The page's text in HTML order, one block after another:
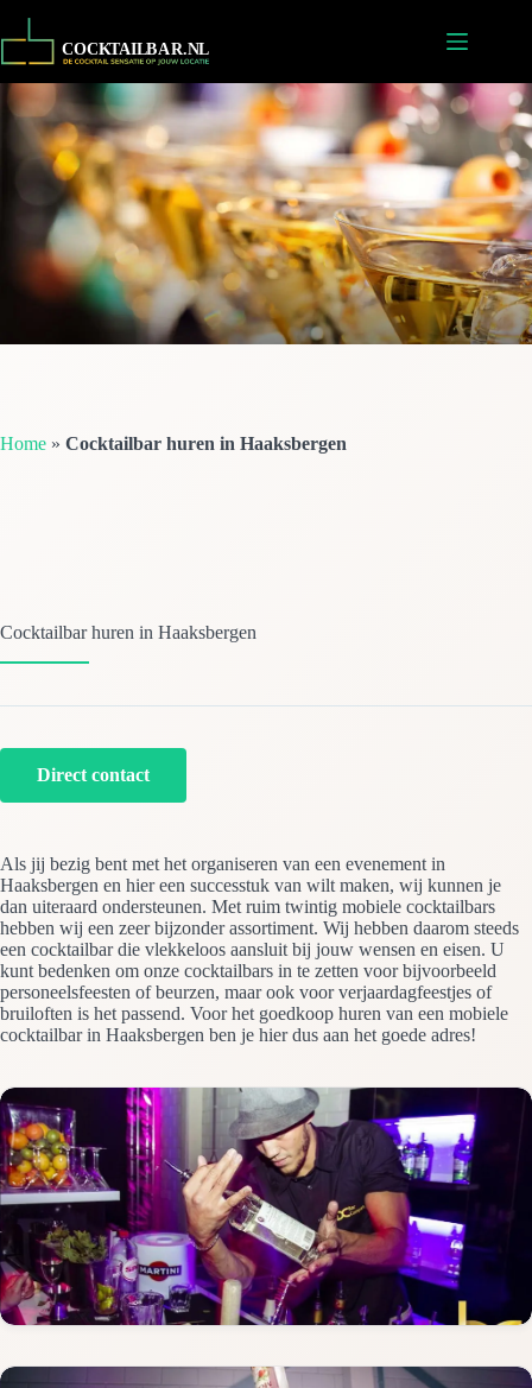
Home » Cocktailbar huren in Haaksbergen
Cocktailbar huren in Haaksbergen
Direct contact
Als jij bezig bent met het organiseren van een evenement in
Haaksbergen en hier een successtuk van wilt maken, wij kunnen je
dan uiteraard ondersteunen. Met ruim twintig mobiele cocktailbars
hebben wij een zeer bijzonder assortiment. Wij hebben daarom steeds
een cocktailbar die vlekkeloos aansluit bij jouw wensen en eisen. U
kunt bedenken om onze cocktailbars in te zetten voor bijvoorbeeld
personeelsfeesten of beurzen, maar ook voor verjaardagfeestjes of
bruiloften is het passend. Voor het goedkoop huren van een mobiele
cocktailbar in Haaksbergen ben je hier dus aan het goede adres!